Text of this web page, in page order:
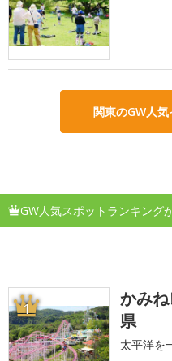
関東のGW人
GW人気スポットランキング
1
かみ
県
太平洋を